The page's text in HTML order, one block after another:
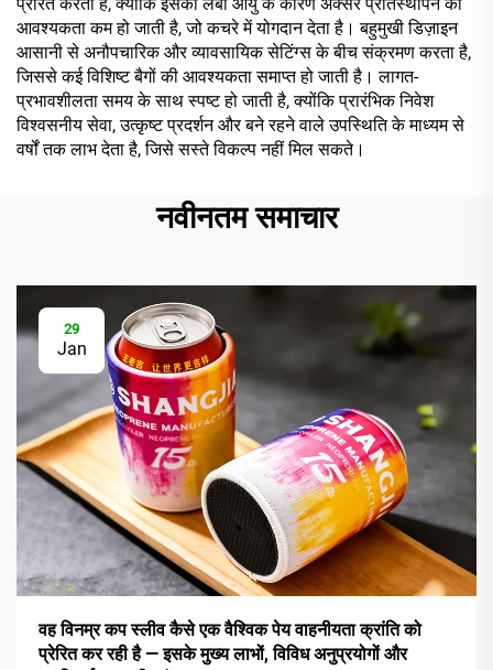
आवश्यकता कम हो जाती है, जो कचरे में योगदान देता है। बहुमुखी डिज़ाइन
आसानी से अनौपचारिक और व्यावसायिक सेटिंग्स के बीच संक्रमण करता है,
जिससे कई विशिष्ट बैगों की आवश्यकता समाप्त हो जाती है। लागत-
प्रभावशीलता समय के साथ स्पष्ट हो जाती है, क्योंकि प्रारंभिक निवेश
विश्वसनीय सेवा, उत्कृष्ट प्रदर्शन और बने रहने वाले उपस्थिति के माध्यम से
वर्षों तक लाभ देता है, जिसे सस्ते विकल्प नहीं मिल सकते।
नवीनतम समाचार
29
Jan
वह विनम्र कप स्लीव कैसे एक वैश्विक पेय वाहनीयता क्रांति को
प्रेरित कर रही है — इसके मुख्य लाभों, विविध अनुप्रयोगों और